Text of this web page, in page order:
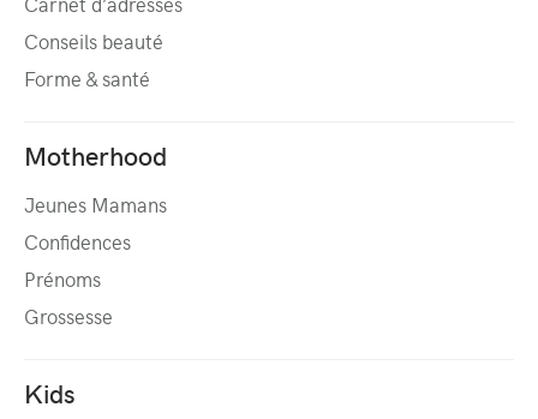
Conseils beauté
Forme & santé
Motherhood
Jeunes Mamans
Confidences
Prénoms
Grossesse
Kids